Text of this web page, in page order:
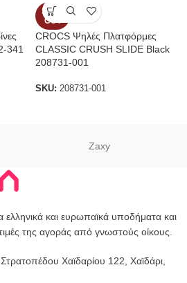
341
SOLD
OUT
CROCS Ψηλές Πλατφόρμες
CLASSIC CRUSH SLIDE Black
208731-001
SKU: 208731-001
Zaxy
και ευρωπαϊκά υποδήματα και
της αγοράς από γνωστούς οίκους.
Χαϊδαρίου 122, Χαϊδάρι,